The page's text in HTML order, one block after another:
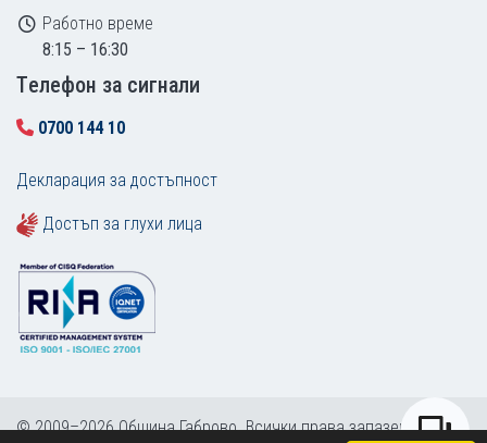
Работно време
8:15 – 16:30
Tелефон за сигнали
0700 144 10
Декларация за достъпност
Достъп за глухи лица
© 2009–2026 Община Габрово. Всички права запазени.